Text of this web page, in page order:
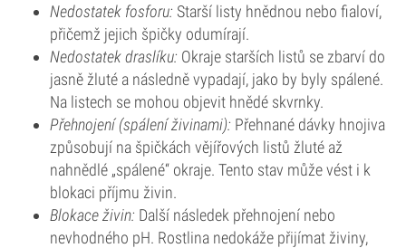
Nedostatek fosforu: Starší listy hnědnou nebo fialoví,
přičemž jejich špičky odumírají.
Nedostatek draslíku: Okraje starších listů se zbarví do
jasně žluté a následně vypadají, jako by byly spálené.
Na listech se mohou objevit hnědé skvrnky.
Přehnojení (spálení živinami): Přehnané dávky hnojiva
způsobují na špičkách vějířových listů žluté až
nahnědlé „spálené“ okraje. Tento stav může vést i k
blokaci příjmu živin.
Blokace živin: Další následek přehnojení nebo
nevhodného pH. Rostlina nedokáže přijímat živiny,